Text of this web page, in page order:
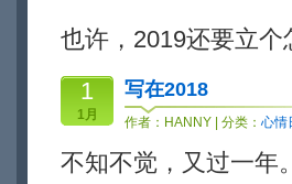
也许，2019还要立个
1
1月
写在2018
作者： HANNY | 分类： 心情
不知不觉，又过一年